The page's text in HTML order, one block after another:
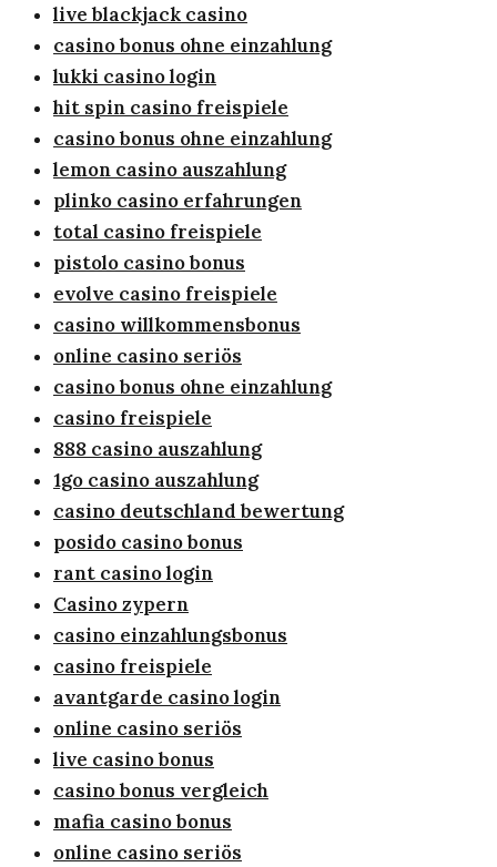
live blackjack casino
casino bonus ohne einzahlung
lukki casino login
hit spin casino freispiele
casino bonus ohne einzahlung
lemon casino auszahlung
plinko casino erfahrungen
total casino freispiele
pistolo casino bonus
evolve casino freispiele
casino willkommensbonus
online casino seriös
casino bonus ohne einzahlung
casino freispiele
888 casino auszahlung
1go casino auszahlung
casino deutschland bewertung
posido casino bonus
rant casino login
Casino zypern
casino einzahlungsbonus
casino freispiele
avantgarde casino login
online casino seriös
live casino bonus
casino bonus vergleich
mafia casino bonus
online casino seriös